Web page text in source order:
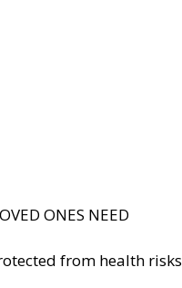
ONES NEED
from health risks